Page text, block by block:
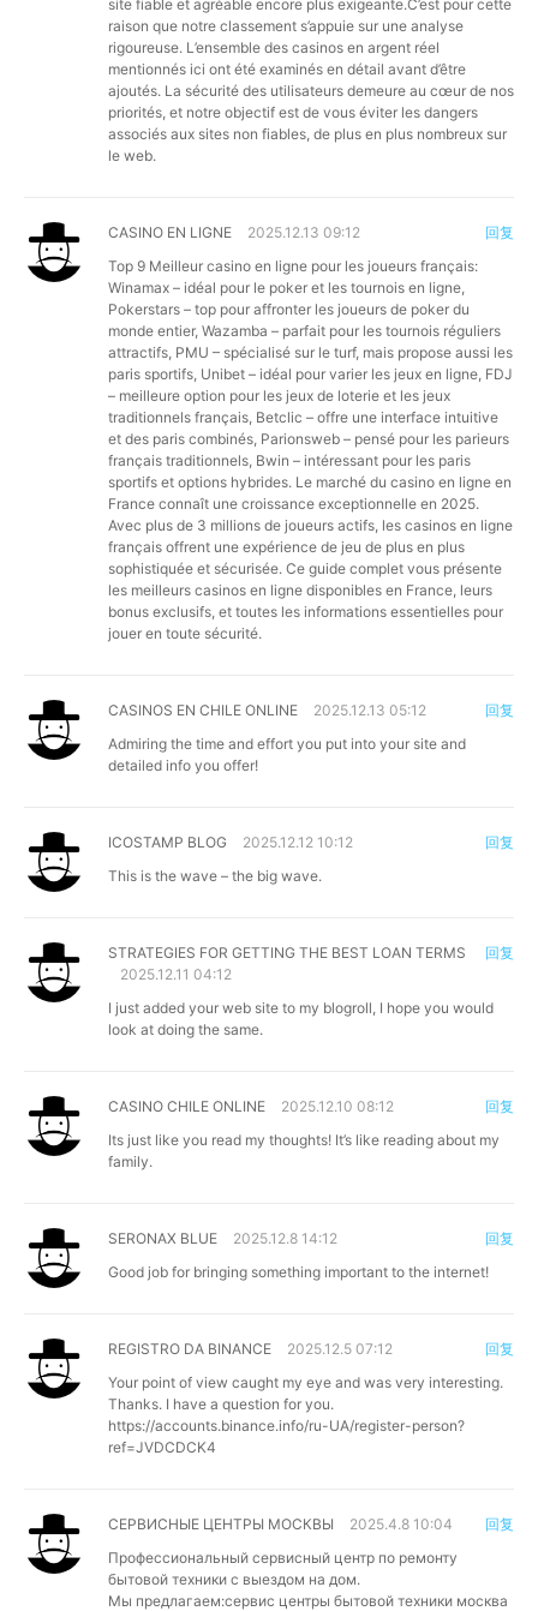
site fiable et agréable encore plus exigeante.C’est pour cette
raison que notre classement s’appuie sur une analyse
rigoureuse. L’ensemble des casinos en argent réel
mentionnés ici ont été examinés en détail avant d’être
ajoutés. La sécurité des utilisateurs demeure au cœur de nos
priorités, et notre objectif est de vous éviter les dangers
associés aux sites non fiables, de plus en plus nombreux sur
le web.
CASINO EN LIGNE
2025.12.13 09:12
Top 9 Meilleur casino en ligne pour les joueurs français:
Winamax – idéal pour le poker et les tournois en ligne,
Pokerstars – top pour affronter les joueurs de poker du
monde entier, Wazamba – parfait pour les tournois réguliers
attractifs, PMU – spécialisé sur le turf, mais propose aussi les
paris sportifs, Unibet – idéal pour varier les jeux en ligne, FDJ
– meilleure option pour les jeux de loterie et les jeux
traditionnels français, Betclic – offre une interface intuitive
et des paris combinés, Parionsweb – pensé pour les parieurs
français traditionnels, Bwin – intéressant pour les paris
sportifs et options hybrides. Le marché du casino en ligne en
France connaît une croissance exceptionnelle en 2025.
Avec plus de 3 millions de joueurs actifs, les casinos en ligne
français offrent une expérience de jeu de plus en plus
sophistiquée et sécurisée. Ce guide complet vous présente
les meilleurs casinos en ligne disponibles en France, leurs
bonus exclusifs, et toutes les informations essentielles pour
jouer en toute sécurité.
回复
CASINOS EN CHILE ONLINE
2025.12.13 05:12
Admiring the time and effort you put into your site and
detailed info you offer!
回复
ICOSTAMP BLOG
2025.12.12 10:12
This is the wave – the big wave.
回复
STRATEGIES FOR GETTING THE BEST LOAN TERMS
2025.12.11 04:12
I just added your web site to my blogroll, I hope you would
look at doing the same.
回复
CASINO CHILE ONLINE
2025.12.10 08:12
Its just like you read my thoughts! It’s like reading about my
family.
回复
SERONAX BLUE
2025.12.8 14:12
Good job for bringing something important to the internet!
回复
REGISTRO DA BINANCE
2025.12.5 07:12
Your point of view caught my eye and was very interesting.
Thanks. I have a question for you.
https://accounts.binance.info/ru-UA/register-person?
ref=JVDCDCK4
回复
СЕРВИСНЫЕ ЦЕНТРЫ МОСКВЫ
2025.4.8 10:04
Профессиональный сервисный центр по ремонту
бытовой техники с выездом на дом.
Мы предлагаем:сервис центры бытовой техники москва
回复